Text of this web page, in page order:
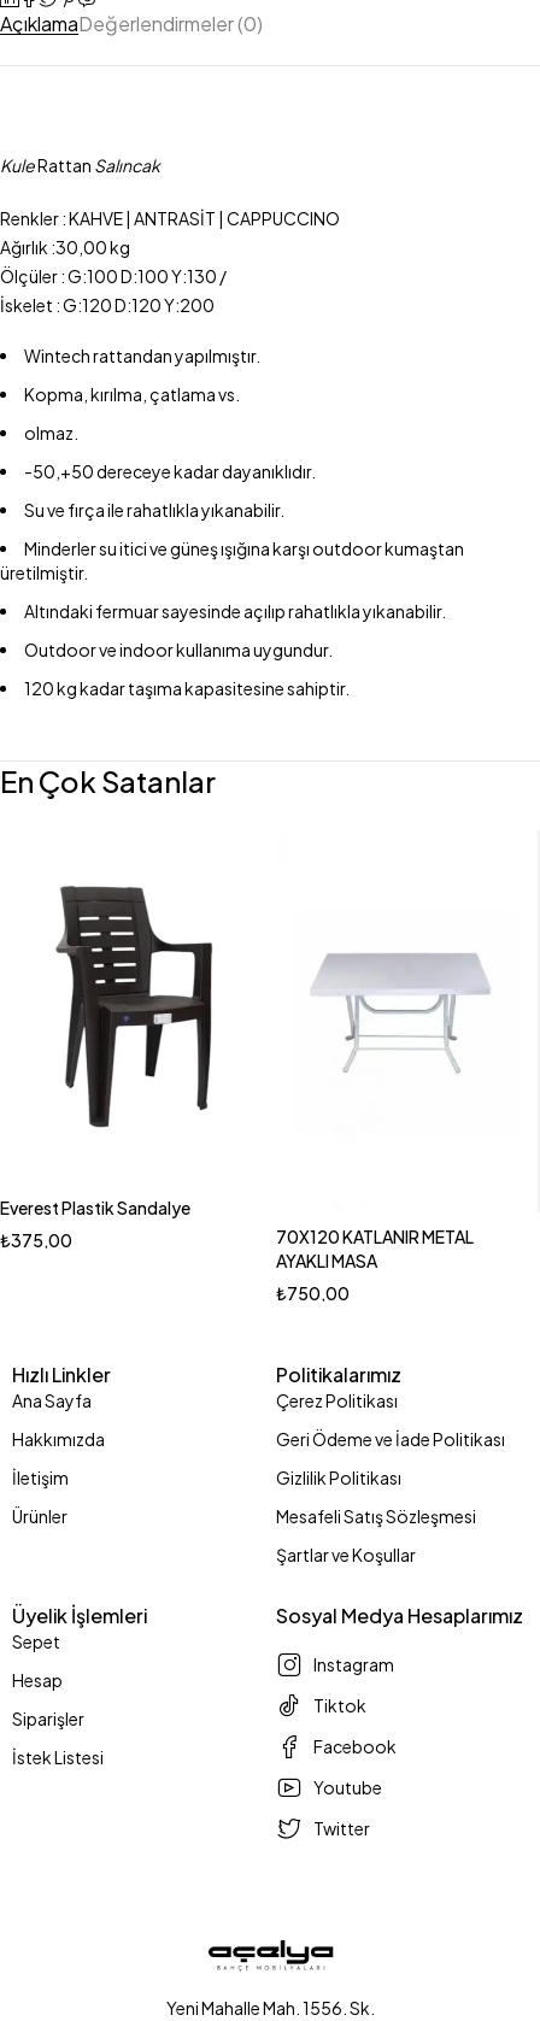
AçıklamaDeğerlendirmeler (0)
KuleRattan Salıncak
Renkler : KAHVE | ANTRASİT | CAPPUCCINO
Ağırlık :30,00 kg
Ölçüler : G:100 D:100 Y:130 /
İskelet : G:120 D:120 Y:200
Wintech rattandan yapılmıştır.
Kopma, kırılma, çatlama vs.
olmaz.
-50,+50 dereceye kadar dayanıklıdır.
Su ve fırça ile rahatlıkla yıkanabilir.
Minderler su itici ve güneş ışığına karşı outdoor kumaştan
üretilmiştir.
Altındaki fermuar sayesinde açılıp rahatlıkla yıkanabilir.
Outdoor ve indoor kullanıma uygundur.
120 kg kadar taşıma kapasitesine sahiptir.
En Çok Satanlar
Everest Plastik Sandalye
₺375,00
70X120 KATLANIR METAL
AYAKLI MASA
₺750,00
Hızlı Linkler
Ana Sayfa
Hakkımızda
İletişim
Ürünler
Politikalarımız
Çerez Politikası
Geri Ödeme ve İade Politikası
Gizlilik Politikası
Mesafeli Satış Sözleşmesi
Şartlar ve Koşullar
Üyelik İşlemleri
Sepet
Hesap
Siparişler
İstek Listesi
Sosyal Medya Hesaplarımız
Instagram
Tiktok
Facebook
Youtube
Twitter
Yeni Mahalle Mah. 1556. Sk.